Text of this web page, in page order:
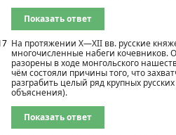
Показать ответ
На протяжении X—XII вв. русские
многочисленные набеги кочевников.
разорены в ходе монгольского
чём состояли причины того, что
разграбить целый ряд крупных
объяснения).
Показать ответ